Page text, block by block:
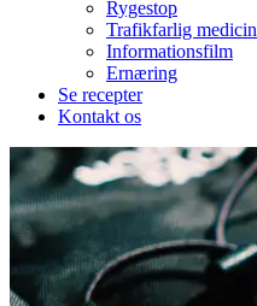
Rygestop
Trafikfarlig medicin
Informationsfilm
Ernæring
Se recepter
Kontakt os